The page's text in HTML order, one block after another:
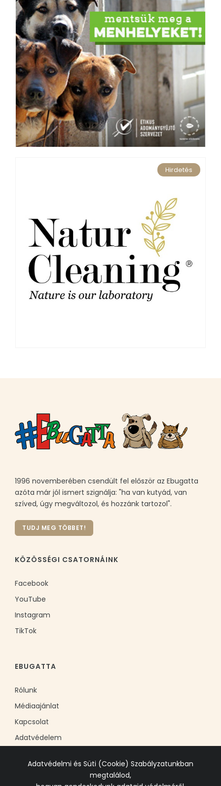
Hirdetés
Adatvédelmi és Süti (Cookie) Szabályzatunkban
megtalálod,
1996 novemberében csendült fel először az Ebugatta
azóta már jól ismert szignálja: "ha van kutyád, van
szíved, úgy megváltozol, és hozzánk tartozol".
TUDJ MEG TÖBBET!
KÖZÖSSÉGI CSATORNÁINK
Facebook
YouTube
Instagram
TikTok
EBUGATTA
Rólunk
Médiaajánlat
Kapcsolat
Adatvédelem